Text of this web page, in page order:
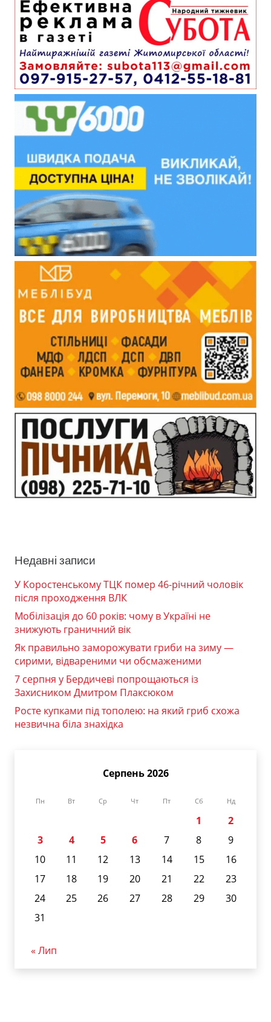
Недавні записи
У Коростенському ТЦК помер 46-річний чоловік
після проходження ВЛК
Мобілізація до 60 років: чому в Україні не
знижують граничний вік
Як правильно заморожувати гриби на зиму —
сирими, відвареними чи обсмаженими
7 серпня у Бердичеві попрощаються із
Захисником Дмитром Плаксюком
Росте купками під тополею: на який гриб схожа
незвична біла знахідка
Серпень 2026
Пн Вт Ср Чт Пт Сб Нд
1
2
3
4 5 6 7 8
9
10
11 12 13 14 15
16
17
18 19 20 21 22
23
24
25 26 27 28 29
30
31
« Лип